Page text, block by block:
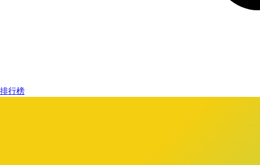
排行榜